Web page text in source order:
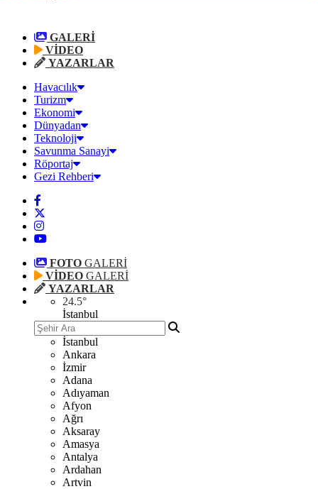
GALERİ
VİDEO
YAZARLAR
Havacılık
Turizm
Ekonomi
Dünyadan
Teknoloji
Savunma Sanayi
Röportaj
Gezi Rehberi
FOTO GALERİ
VİDEO GALERİ
YAZARLAR
24.5°
İstanbul
İstanbul
Ankara
İzmir
Adana
Adıyaman
Afyon
Ağrı
Aksaray
Amasya
Antalya
Ardahan
Artvin